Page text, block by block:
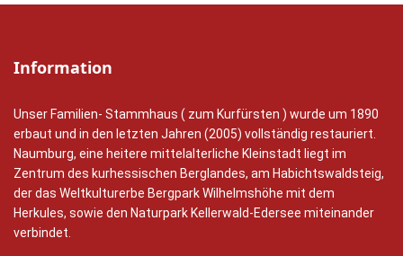
Information
Unser Familien- Stammhaus ( zum Kurfürsten ) wurde um 1890
erbaut und in den letzten Jahren (2005) vollständig restauriert.
Naumburg, eine heitere mittelalterliche Kleinstadt liegt im
Zentrum des kurhessischen Berglandes, am Habichtswaldsteig,
der das Weltkulturerbe Bergpark Wilhelmshöhe mit dem
Herkules, sowie den Naturpark Kellerwald-Edersee miteinander
verbindet.